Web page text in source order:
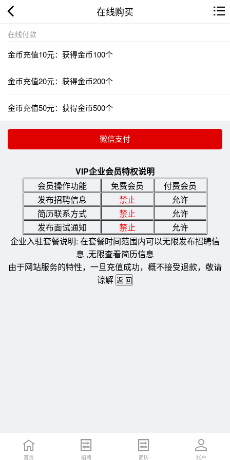
在线购买
在线付款
金币充值10元：获得金币100个
金币充值20元：获得金币200个
金币充值50元：获得金币500个
VIP企业会员特权说明
会员操作功能
免费会员
付费会员
发布招聘信息
禁止
允许
简历联系方式
禁止
允许
发布面试通知
禁止
允许
企业入驻套餐说明: 在套餐时间范围内可以无限发布招聘信
息 ,无限查看简历信息
由于网站服务的特性，一旦充值成功，概不接受退款，敬请
谅解
首页 招聘 简历 账户